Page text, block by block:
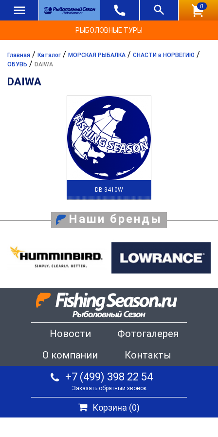
0
РЫБОЛОВНЫЕ ТУРЫ
Главная / Каталог / МОРСКАЯ РЫБАЛКА / СНАСТИ в НОРВЕГИЮ /
ОБУВЬ / DAIWA
DAIWA
DB-3410W
Наши бренды
Новости
Фотогалерея
О компании
Контакты
+7 (499) 398 22 54
Заказать обратный звонок
Корзина (0)